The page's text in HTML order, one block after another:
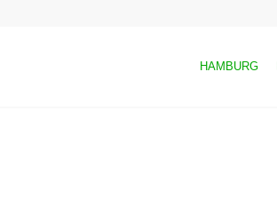
HAMBURG